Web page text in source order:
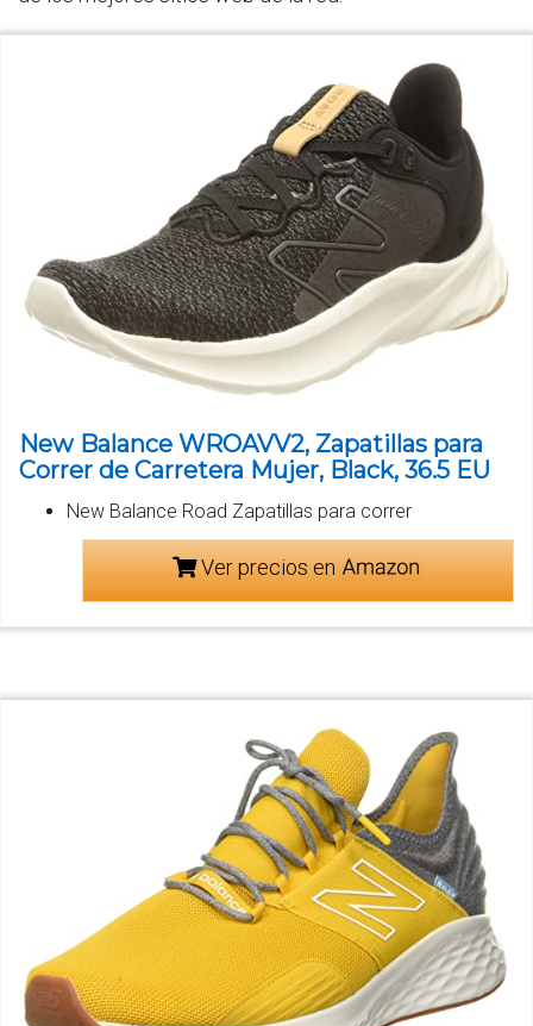
New Balance WROAVV2, Zapatillas para
Correr de Carretera Mujer, Black, 36.5 EU
New Balance Road Zapatillas para correr
Ver precios en